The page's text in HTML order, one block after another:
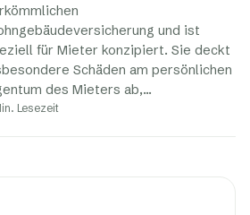
und ist
für Mieter konzipiert. Sie deckt
Schäden am persönlichen
des Mieters ab,…
Lesezeit